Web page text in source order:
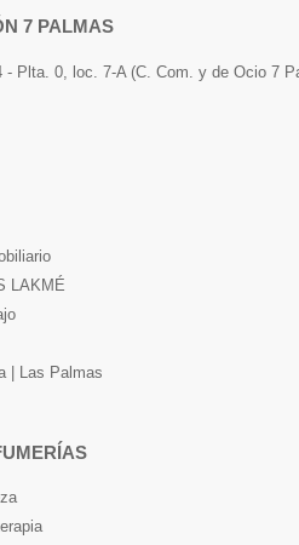
7 PALMAS
Plta. 0, loc. 7-A (C. Com. y de Ocio 7
LAKMÉ
| Las Palmas